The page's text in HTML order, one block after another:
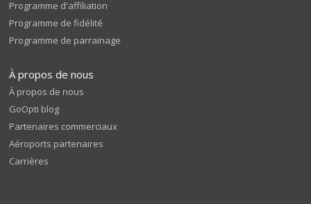
Programme d'affiliation
Programme de fidélité
Programme de parrainage
À propos de nous
À propos de nous
GoOpti blog
Partenaires commerciaux
Aéroports partenaires
Carrières